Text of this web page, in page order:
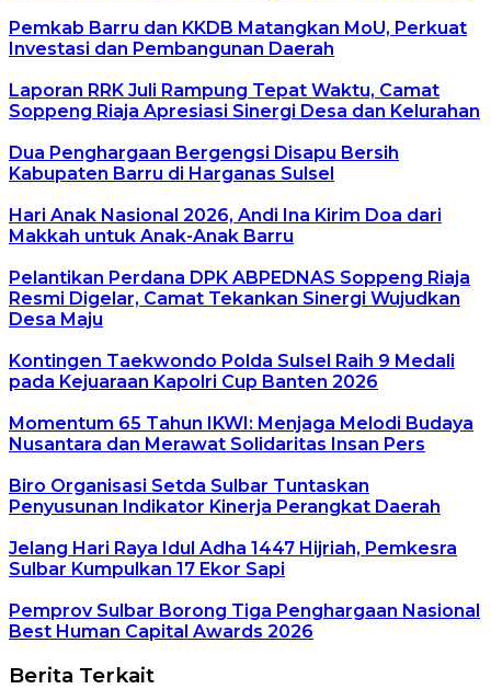
Pemkab Barru dan KKDB Matangkan MoU, Perkuat
Investasi dan Pembangunan Daerah
Laporan RRK Juli Rampung Tepat Waktu, Camat
Soppeng Riaja Apresiasi Sinergi Desa dan Kelurahan
Dua Penghargaan Bergengsi Disapu Bersih
Kabupaten Barru di Harganas Sulsel
Hari Anak Nasional 2026, Andi Ina Kirim Doa dari
Makkah untuk Anak-Anak Barru
Pelantikan Perdana DPK ABPEDNAS Soppeng Riaja
Resmi Digelar, Camat Tekankan Sinergi Wujudkan
Desa Maju
Kontingen Taekwondo Polda Sulsel Raih 9 Medali
pada Kejuaraan Kapolri Cup Banten 2026
Momentum 65 Tahun IKWI: Menjaga Melodi Budaya
Nusantara dan Merawat Solidaritas Insan Pers
Biro Organisasi Setda Sulbar Tuntaskan
Penyusunan Indikator Kinerja Perangkat Daerah
Jelang Hari Raya Idul Adha 1447 Hijriah, Pemkesra
Sulbar Kumpulkan 17 Ekor Sapi
Pemprov Sulbar Borong Tiga Penghargaan Nasional
Best Human Capital Awards 2026
Berita Terkait